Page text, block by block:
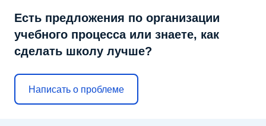
Есть предложения по организации
учебного процесса или знаете, как
сделать школу лучше?
Написать о проблеме